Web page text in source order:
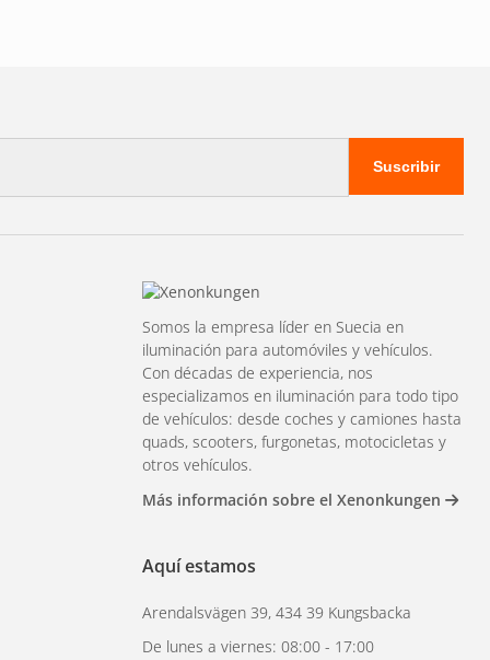
o un
La mayoría
Una
nocturna
agua (IP67+) es un
Suscribir
Somos la empresa líder en Suecia en
iluminación para automóviles y vehículos.
Con décadas de experiencia, nos
especializamos en iluminación para todo tipo
de vehículos: desde coches y camiones hasta
quads, scooters, furgonetas, motocicletas y
otros vehículos.
Más información sobre el Xenonkungen
Aquí estamos
Arendalsvägen 39, 434 39 Kungsbacka
De lunes a viernes: 08:00 - 17:00